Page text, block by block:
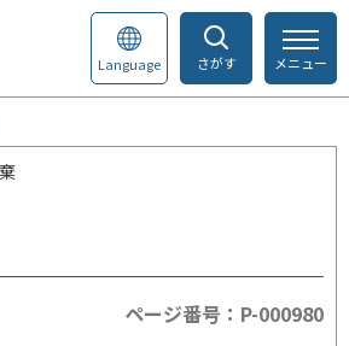
さがす
Language メニュー
ページ番号：P-000980